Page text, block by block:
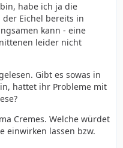
habe ich ja die
der Eichel bereits in
kann - eine
leider nicht
Gibt es sowas in
hattet ihr Probleme mit
Cremes. Welche würdet
einwirken lassen bzw.